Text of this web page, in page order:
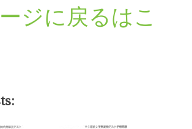
ジに戻るはこ